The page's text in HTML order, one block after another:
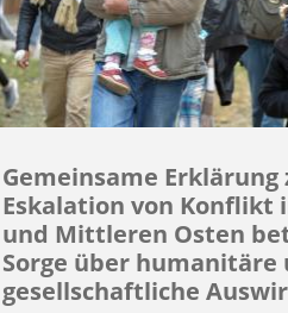
Gemeinsame Erklärung
Eskalation von Konflikt
und Mittleren Osten
Sorge über humanitäre
gesellschaftliche